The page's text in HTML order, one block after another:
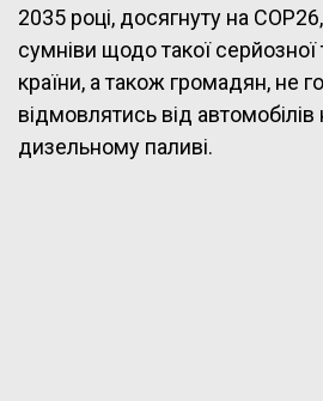
2035 році, досягнуту на
сумніви щодо такої серйозної
країни, а також громадян, не
відмовлятись від автомобілів
дизельному паливі.